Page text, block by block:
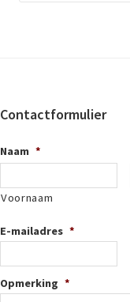
Contactformulier
Naam *
Voornaam
E-mailadres *
Opmerking *